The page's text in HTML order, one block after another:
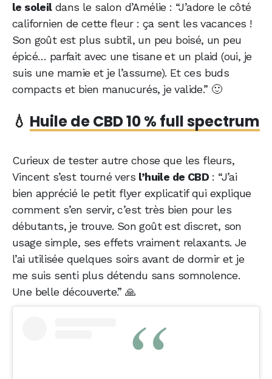
le soleildans le salon d’Amélie : “J’adore le côté
californien de cette fleur : ça sent les vacances !
Son goût est plus subtil, un peu boisé, un peu
épicé… parfait avec une tisane et un plaid (oui, je
suis une mamie et je l’assume). Et ces buds
compacts et bien manucurés, je valide.” 🙂
💧 Huile de CBD 10 % full spectrum
Curieux de tester autre chose que les fleurs,
Vincent s’est tourné vers l’huile de CBD : “J’ai
bien apprécié le petit flyer explicatif qui explique
comment s’en servir, c’est très bien pour les
débutants, je trouve. Son goût est discret, son
usage simple, ses effets vraiment relaxants. Je
l’ai utilisée quelques soirs avant de dormir et je
me suis senti plus détendu sans somnolence.
Une belle découverte.” 🙏